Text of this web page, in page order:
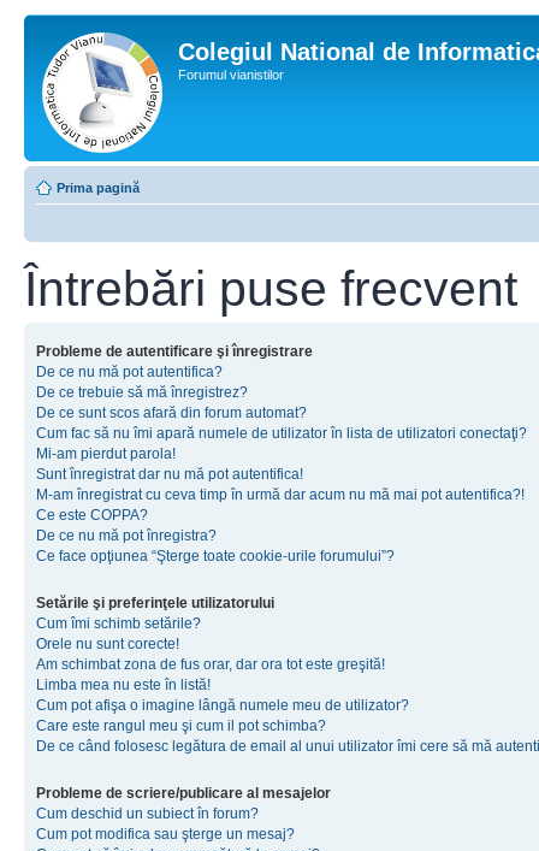
Colegiul National de
Forumul vianistilor
Prima pagină
Întrebări puse frecvent
Probleme de autentificare şi înregistrare
De ce nu mă pot autentifica?
De ce trebuie să mă înregistrez?
De ce sunt scos afară din forum automat?
Cum fac să nu îmi apară numele de utilizator în lista de utilizatori conectaţi?
Mi-am pierdut parola!
Sunt înregistrat dar nu mă pot autentifica!
M-am înregistrat cu ceva timp în urmă dar acum nu mă mai pot autentifica?!
Ce este COPPA?
De ce nu mă pot înregistra?
Ce face opţiunea “Şterge toate cookie-urile forumului”?
Setările şi preferinţele utilizatorului
Cum îmi schimb setările?
Orele nu sunt corecte!
Am schimbat zona de fus orar, dar ora tot este greşită!
Limba mea nu este în listă!
Cum pot afişa o imagine lângă numele meu de utilizator?
Care este rangul meu şi cum il pot schimba?
De ce când folosesc legătura de email al unui utilizator îmi cere să mă
Probleme de scriere/publicare al mesajelor
Cum deschid un subiect în forum?
Cum pot modifica sau şterge un mesaj?